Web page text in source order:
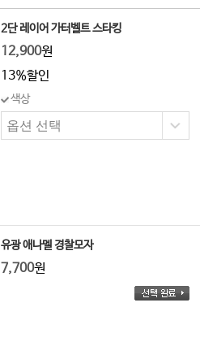
2단 레이어 가터벨트 스타킹
12,900원
13%할인
색상
유광 애나멜 경찰모자
7,700원